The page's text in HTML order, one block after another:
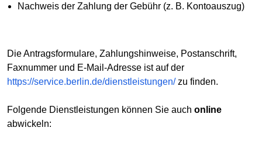
Nachweis der Zahlung der Gebühr (z. B. Kontoauszug)
Die Antragsformulare, Zahlungshinweise, Postanschrift,
Faxnummer und E-Mail-Adresse ist auf der
https://service.berlin.de/dienstleistungen/zu finden.
Folgende Dienstleistungen können Sie auch online
abwickeln: